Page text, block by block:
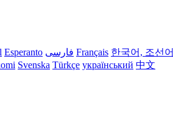
Esperanto فارسی Français 한국어, 조선어
Svenska Türkçe український 中文